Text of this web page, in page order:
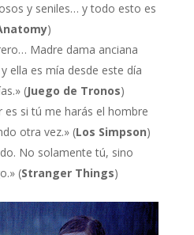
y seniles… y todo esto es
)
Madre dama anciana
ella es mía desde este día
(Juego de Tronos)
es si tú me harás el hombre
otra vez.» (Los Simpson)
No solamente tú, sino
(Stranger Things)